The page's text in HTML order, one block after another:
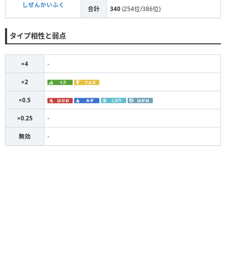
しぜんかいふく
合計 340 (254位/386位)
タイプ相性と弱点
×4 -
×2
×0.5
×0.25 -
無効 -